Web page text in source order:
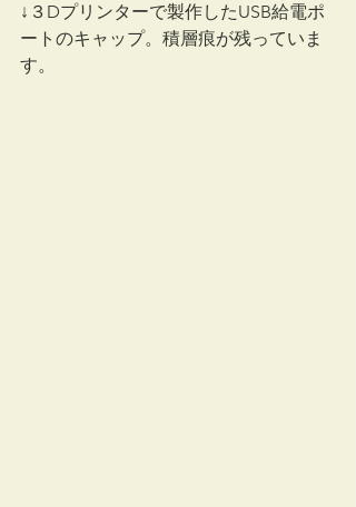
↓３Dプリンターで製作したUSB給電ポ
ートのキャップ。積層痕が残っていま
す。